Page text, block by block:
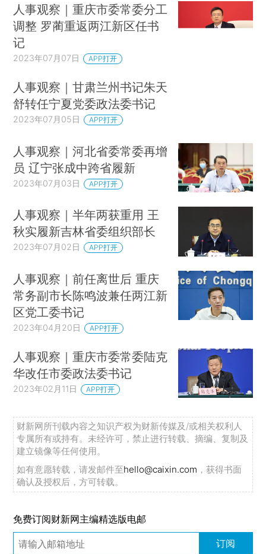
人事观察｜重庆市委常委分工
调整 罗蔺重返两江新区任书
记
2023年07月07日 APP打开
人事观察｜甘肃兰州书记朱天
舒转任宁夏党委政法委书记
2023年07月05日 APP打开
人事观察｜河北省委常委再增
员 辽宁张成中跨省履新
2023年07月03日 APP打开
人事观察｜半年两获重用 王
秋实履新吉林省委组织部长
2023年07月02日 APP打开
人事观察｜前任离世后 重庆
常务副市长陈鸣波兼任两江新
区党工委书记
2023年04月20日 APP打开
人事观察｜重庆市委常委陆克
华改任市委政法委书记
2023年02月11日 APP打开
财新网所刊载内容之知识产权为财新传媒及/或相关权利人
专属所有或持有。未经许可，禁止进行转载、摘编、复制及
建立镜像等任何使用。
如有意愿转载，请发邮件至hello@caixin.com ，获得书面
确认及授权后，方可转载。
免费订阅财新网主编精选版电邮
订阅